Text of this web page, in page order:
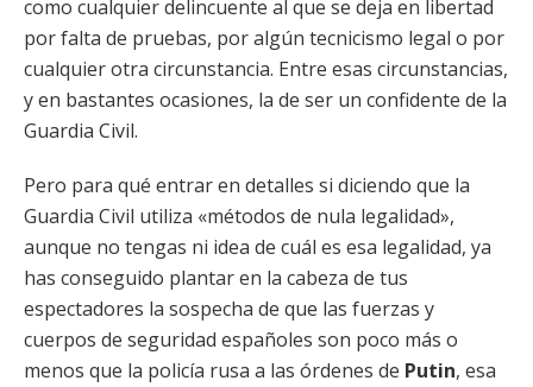
como cualquier delincuente al que se deja en libertad
por falta de pruebas, por algún tecnicismo legal o por
cualquier otra circunstancia. Entre esas circunstancias,
y en bastantes ocasiones, la de ser un confidente de la
Guardia Civil.
Pero para qué entrar en detalles si diciendo que la
Guardia Civil utiliza «métodos de nula legalidad»,
aunque no tengas ni idea de cuál es esa legalidad, ya
has conseguido plantar en la cabeza de tus
espectadores la sospecha de que las fuerzas y
cuerpos de seguridad españoles son poco más o
menos que la policía rusa a las órdenes de Putin, esa